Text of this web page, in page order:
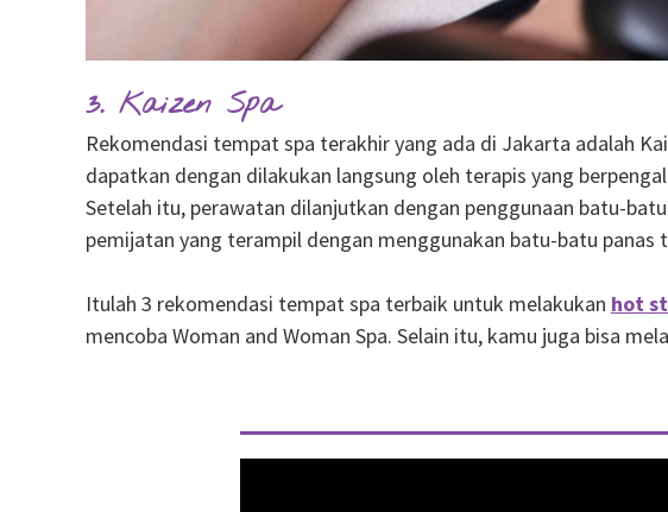
3. Kaizen Spa
Rekomendasi tempat spa terakhir yang ada di Jakarta adalah
dapatkan dengan dilakukan langsung oleh terapis yang
Setelah itu, perawatan dilanjutkan dengan penggunaan batu-
pemijatan yang terampil dengan menggunakan batu-batu
Itulah 3 rekomendasi tempat spa terbaik untuk melakukan hot
mencoba Woman and Woman Spa. Selain itu, kamu juga bisa